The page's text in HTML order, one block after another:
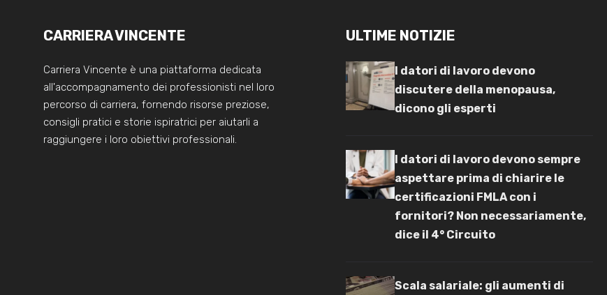
CARRIERA VINCENTE
Carriera Vincente è una piattaforma dedicata
all'accompagnamento dei professionisti nel loro
percorso di carriera, fornendo risorse preziose,
consigli pratici e storie ispiratrici per aiutarli a
raggiungere i loro obiettivi professionali.
ULTIME NOTIZIE
I datori di lavoro devono
discutere della menopausa,
dicono gli esperti
I datori di lavoro devono sempre
aspettare prima di chiarire le
certificazioni FMLA con i
fornitori? Non necessariamente,
dice il 4° Circuito
Scala salariale: gli aumenti di